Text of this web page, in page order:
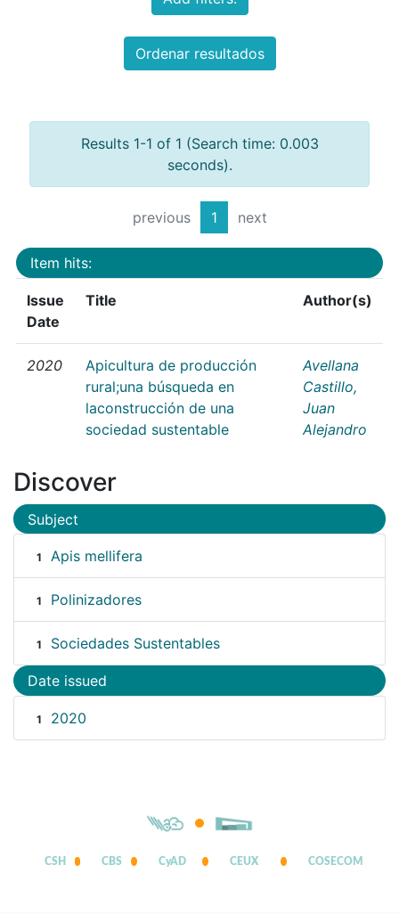
Ordenar resultados
Results 1-1 of 1 (Search time: 0.003
seconds).
previous 1 next
Item hits:
Issue
Date
Title Author(s)
2020
Apicultura de producción
rural;una búsqueda en
laconstrucción de una
sociedad sustentable
Avellana
Castillo,
Juan
Alejandro
Discover
Subject
1 Apis mellifera
1 Polinizadores
1 Sociedades Sustentables
Date issued
1 2020
CSH CBS CyAD CEUX COSECOM